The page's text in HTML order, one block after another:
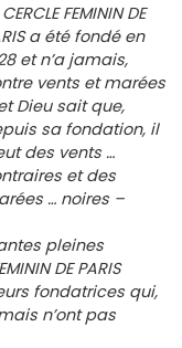
FEMININ DE
a été fondé en
et n’a jamais,
vents et marées
Dieu sait que,
sa fondation, il
des vents …
et des
… noires –
pleines
DE PARIS
fondatrices qui,
n’ont pas